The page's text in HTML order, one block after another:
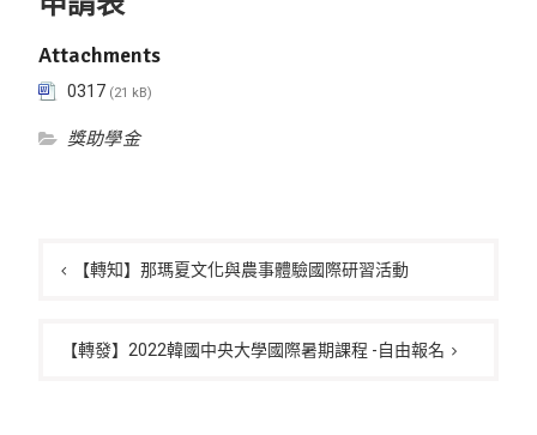
Attachments
0317 (21 kB)
獎助學金
章
【轉知】那瑪夏文化與農事體驗國際研習活動
【轉發】2022韓國中央大學國際暑期課程 -自由報名